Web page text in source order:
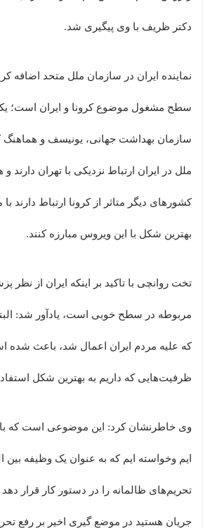
دکتر ظریف با وی پیگیری شد.
نماینده ایران در سازمان ملل متحد اضافه
سطح مشغول موضوع کرونا و ایران است؛
سازمان بهداشت جهانی، یونیسف و هماهنگ
ملل در ایران ارتباط نزدیکی با تهران دارند
کشورهای دیگر متاثر از کرونا ارتباط دارند
بهترین شکل با این ویروس مبارزه کنند.
تخت روانچی با تاکید بر اینکه ایران از نظر
مربوطه در سطح خوبی است، یادآور شد:
که علیه مردم ایران اعمال شد، باعث شده
ظرفیت‌هایی که داریم به بهترین شکل
وی خاطرنشان کرد: این موضوعی است که
ایم وخواسته ایم که به عنوان یک وظیفه
تحریم‌های ظالمانه را در دستور کار قرار
جریان هستید در موضع گیری اخیر بر رفع